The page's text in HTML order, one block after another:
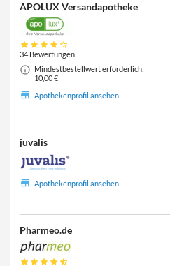
APOLUX Versandapotheke
34 Bewertungen
Mindestbestellwert erforderlich:
10,00 €
Apothekenprofil ansehen
juvalis
Apothekenprofil ansehen
Pharmeo.de